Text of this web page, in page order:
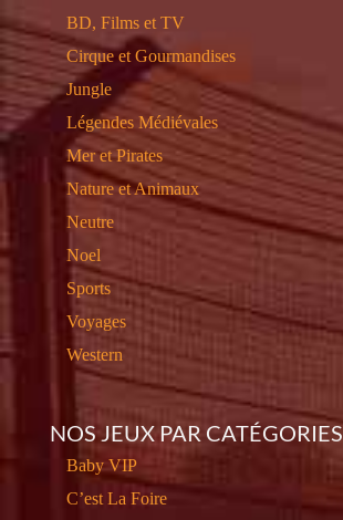
BD, Films et TV
Cirque et Gourmandises
Jungle
Légendes Médiévales
Mer et Pirates
Nature et Animaux
Neutre
Noel
Sports
Voyages
Western
NOS JEUX PAR CATÉGORIES
Baby VIP
C’est La Foire